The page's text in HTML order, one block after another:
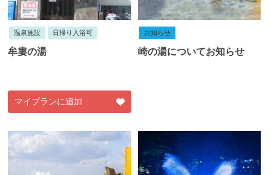
温泉施設 日帰り入浴可
牟婁の湯
マイプランに追加
お知らせ
崎の湯についてお知らせ